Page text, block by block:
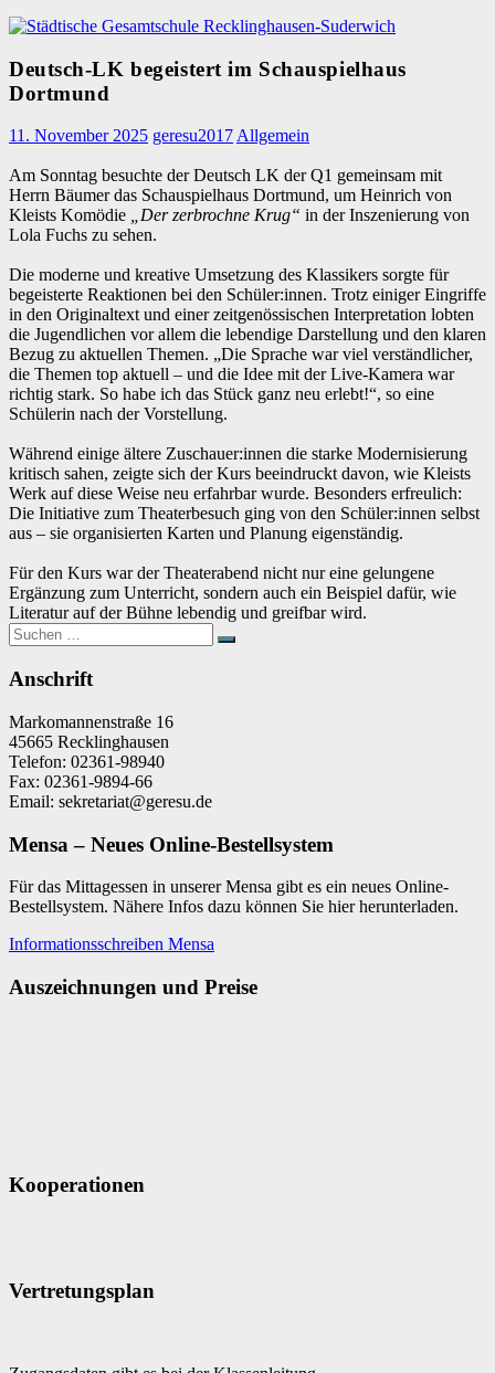
Deutsch-LK begeistert im Schauspielhaus
Dortmund
11. November 2025 geresu2017Allgemein
Am Sonntag besuchte der Deutsch LK der Q1 gemeinsam mit
Herrn Bäumer das Schauspielhaus Dortmund, um Heinrich von
Kleists Komödie „Der zerbrochne Krug“ in der Inszenierung von
Lola Fuchs zu sehen.
Die moderne und kreative Umsetzung des Klassikers sorgte für
begeisterte Reaktionen bei den Schüler:innen. Trotz einiger Eingriffe
in den Originaltext und einer zeitgenössischen Interpretation lobten
die Jugendlichen vor allem die lebendige Darstellung und den klaren
Bezug zu aktuellen Themen. „Die Sprache war viel verständlicher,
die Themen top aktuell – und die Idee mit der Live-Kamera war
richtig stark. So habe ich das Stück ganz neu erlebt!“, so eine
Schülerin nach der Vorstellung.
Während einige ältere Zuschauer:innen die starke Modernisierung
kritisch sahen, zeigte sich der Kurs beeindruckt davon, wie Kleists
Werk auf diese Weise neu erfahrbar wurde. Besonders erfreulich:
Die Initiative zum Theaterbesuch ging von den Schüler:innen selbst
aus – sie organisierten Karten und Planung eigenständig.
Für den Kurs war der Theaterabend nicht nur eine gelungene
Ergänzung zum Unterricht, sondern auch ein Beispiel dafür, wie
Literatur auf der Bühne lebendig und greifbar wird.
Suchen
nach:
Suchen
Anschrift
Markomannenstraße 16
45665 Recklinghausen
Telefon: 02361-98940
Fax: 02361-9894-66
Email: sekretariat@geresu.de
Mensa – Neues Online-Bestellsystem
Für das Mittagessen in unserer Mensa gibt es ein neues Online-
Bestellsystem. Nähere Infos dazu können Sie hier herunterladen.
Informationsschreiben Mensa
Auszeichnungen und Preise
Kooperationen
Vertretungsplan